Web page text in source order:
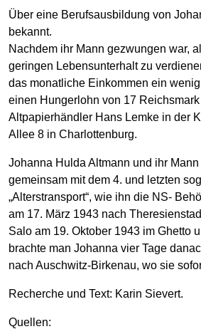
Über eine Berufsausbildung von
bekannt.
Nachdem ihr Mann gezwungen war,
geringen Lebensunterhalt zu
das monatliche Einkommen ein
einen Hungerlohn von 17
Altpapierhändler Hans Lemke in der
Allee 8 in Charlottenburg.
Johanna Hulda Altmann und ihr
gemeinsam mit dem 4. und letzten
„Alterstransport“, wie ihn die NS-
am 17. März 1943 nach
Salo am 19. Oktober 1943 im Ghetto
brachte man Johanna vier Tage
nach Auschwitz-Birkenau, wo sie
Recherche und Text: Karin Sievert.
Quellen: